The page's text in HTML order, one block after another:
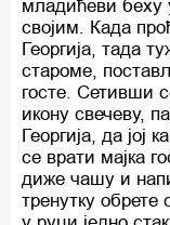
младићеви беху
својим. Када
Георгија, тада
староме,
госте. Сетивши
икону свечеву,
Георгија, да јој
се врати мајка
диже чашу и
тренутку